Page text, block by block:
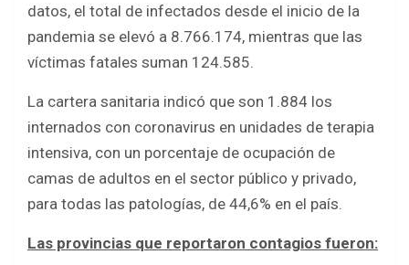
o
k
p
p
datos, el total de infectados desde el inicio de la
pandemia se elevó a 8.766.174, mientras que las
víctimas fatales suman 124.585.
La cartera sanitaria indicó que son 1.884 los
internados con coronavirus en unidades de terapia
intensiva, con un porcentaje de ocupación de
camas de adultos en el sector público y privado,
para todas las patologías, de 44,6% en el país.
Las provincias que reportaron contagios fueron: